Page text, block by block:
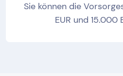
Sie können die
EUR und 15.000